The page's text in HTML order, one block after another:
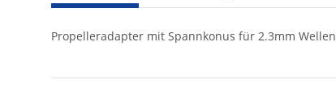
Propelleradapter mit Spannkonus für 2.3mm Wellen